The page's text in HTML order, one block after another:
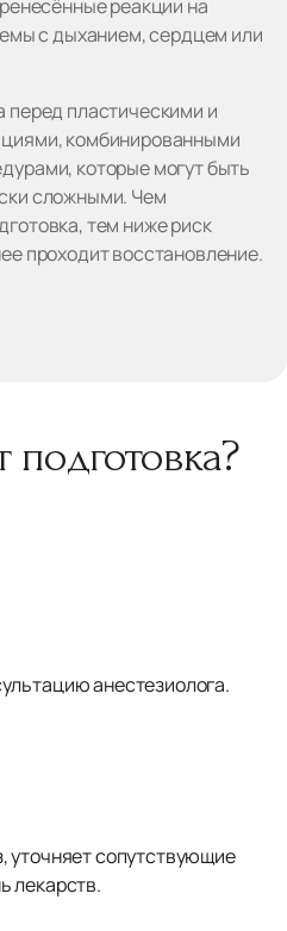
реакции на
с дыханием, сердцем или
перед пластическими и
комбинированными
которые могут быть
сложными. Чем
тем ниже риск
проходит восстановление.
анестезиолога.
уточняет сопутствующие
лекарств.